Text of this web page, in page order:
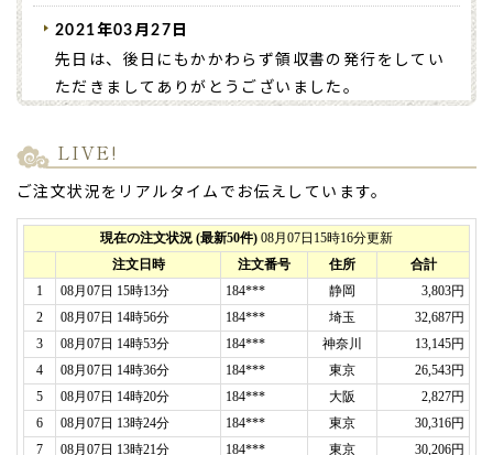
2021年03月27日
先日は、後日にもかかわらず領収書の発行をしてい
ただきましてありがとうございました。
注文させていただきました卒園祝いのバウムクーヘ
ンですが、とても可愛らしく娘も大喜びでした。
家族でいただきましたがしっとりしてとても美味し
く、食べ応えがありました。
また、幼稚園の団体注文でしたので、ほかのお母さ
ま方からの評判も良く、こちらにお願いしてよかっ
たと感謝しております。
また機会がありましたら、ぜひお願いしたいです。
（石ちゃん様）
ご購入頂いた商品：
卒園祝いの名入れバウムクーヘ
ン(1個入り)
LIVE!
ご注文状況をリアルタイムでお伝えしています。